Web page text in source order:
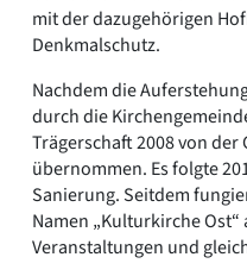
mit der dazugehörigen
Denkmalschutz.
Nachdem die
durch die
Trägerschaft 2008 von der
übernommen. Es folgte
Sanierung. Seitdem
Namen „Kulturkirche
Veranstaltungen und